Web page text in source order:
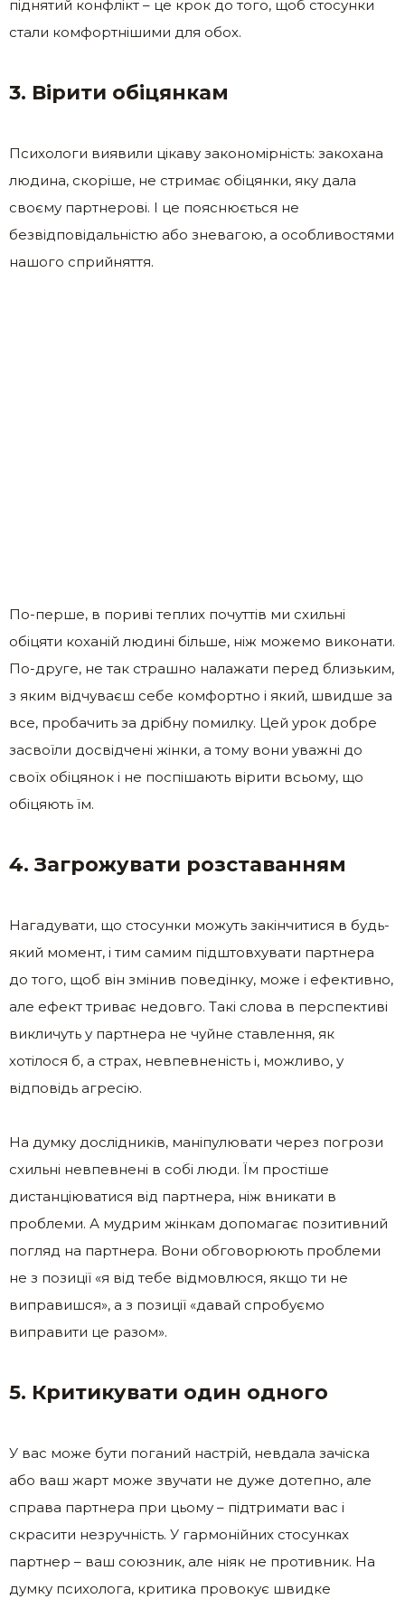
піднятий конфлікт – це крок до того, щоб стосунки
стали комфортнішими для обох.
3. Вірити обіцянкам
Психологи виявили цікаву закономірність: закохана
людина, скоріше, не стримає обіцянки, яку дала
своєму партнерові. І це пояснюється не
безвідповідальністю або зневагою, а особливостями
нашого сприйняття.
По-перше, в пориві теплих почуттів ми схильні
обіцяти коханій людині більше, ніж можемо виконати.
По-друге, не так страшно налажати перед близьким,
з яким відчуваєш себе комфортно і який, швидше за
все, пробачить за дрібну помилку. Цей урок добре
засвоїли досвідчені жінки, а тому вони уважні до
своїх обіцянок і не поспішають вірити всьому, що
обіцяють їм.
4. Загрожувати розставанням
Нагадувати, що стосунки можуть закінчитися в будь-
який момент, і тим самим підштовхувати партнера
до того, щоб він змінив поведінку, може і ефективно,
але ефект триває недовго. Такі слова в перспективі
викличуть у партнера не чуйне ставлення, як
хотілося б, а страх, невпевненість і, можливо, у
відповідь агресію.
На думку дослідників, маніпулювати через погрози
схильні невпевнені в собі люди. Їм простіше
дистанціюватися від партнера, ніж вникати в
проблеми. А мудрим жінкам допомагає позитивний
погляд на партнера. Вони обговорюють проблеми
не з позиції «я від тебе відмовлюся, якщо ти не
виправишся», а з позиції «давай спробуємо
виправити це разом».
5. Критикувати один одного
У вас може бути поганий настрій, невдала зачіска
або ваш жарт може звучати не дуже дотепно, але
справа партнера при цьому – підтримати вас і
скрасити незручність. У гармонійних стосунках
партнер – ваш союзник, але ніяк не противник. На
думку психолога, критика провокує швидке